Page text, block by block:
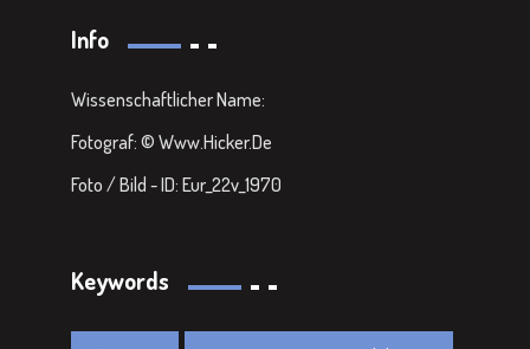
Info
Wissenschaftlicher Name:
Fotograf: © Www.hicker.de
Foto / Bild - ID: Eur_22v_1970
Keywords